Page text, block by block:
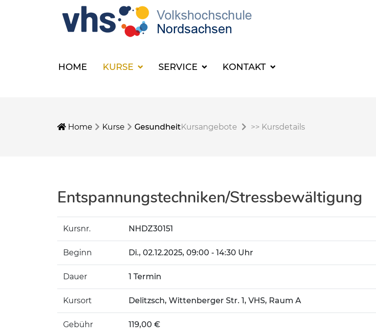
HOME KURSE SERVICE KONTAKT
Home Kurse GesundheitKursangebote >> Kursdetails
Entspannungstechniken/Stressbewältigung
Kursnr. NHDZ30151
Beginn Di., 02.12.2025, 09:00 - 14:30 Uhr
Dauer 1 Termin
Kursort Delitzsch, Wittenberger Str. 1, VHS, Raum A
Gebühr 119,00 €